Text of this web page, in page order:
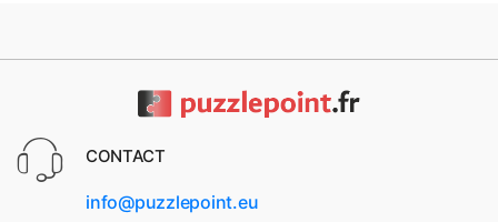
CONTACT
info@puzzlepoint.eu